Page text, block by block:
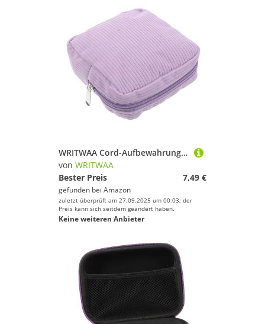
WRITWAA Cord-Aufbewahrungstasche Geldbeutel Für Münzen Menstruationsbeutel Für Frauen Aufbewahrungstasche Für Damenbinden Periodenbeutel Portemonnaie Wechseln Reißverschlusstasche Violet
von WRITWAA
Bester Preis
7,49 €
gefunden bei Amazon
zuletzt überprüft am 27.09.2025 um 00:03; der
Preis kann sich seitdem geändert haben.
Keine weiteren Anbieter